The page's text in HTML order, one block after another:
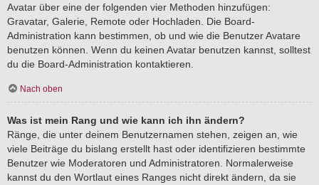
Avatar über eine der folgenden vier Methoden hinzufügen:
Gravatar, Galerie, Remote oder Hochladen. Die Board-
Administration kann bestimmen, ob und wie die Benutzer Avatare
benutzen können. Wenn du keinen Avatar benutzen kannst, solltest
du die Board-Administration kontaktieren.
Nach oben
Was ist mein Rang und wie kann ich ihn ändern?
Ränge, die unter deinem Benutzernamen stehen, zeigen an, wie
viele Beiträge du bislang erstellt hast oder identifizieren bestimmte
Benutzer wie Moderatoren und Administratoren. Normalerweise
kannst du den Wortlaut eines Ranges nicht direkt ändern, da sie